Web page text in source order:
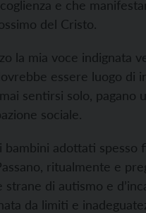
e che
del Cristo.
la mia voce indignata
essere luogo di
sentirsi solo,
sociale.
adottati spesso
ritualmente e
di autismo e
da limiti e